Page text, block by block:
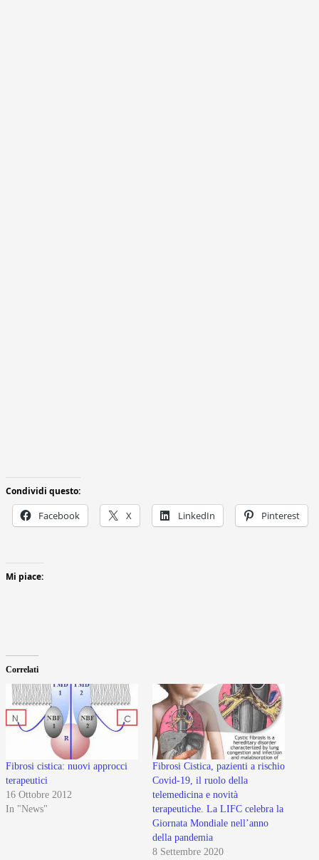
Condividi questo:
Facebook X LinkedIn Pinterest
Mi piace:
Correlati
Fibrosi cistica: nuovi approcci
terapeutici
16 Ottobre 2012
In "News"
Fibrosi Cistica, pazienti a rischio
Covid-19, il ruolo della
telemedicina e novità
terapeutiche. La LIFC celebra la
Giornata Mondiale nell’anno
della pandemia
8 Settembre 2020